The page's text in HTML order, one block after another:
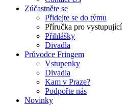
Zúčastněte se
Přidejte se do týmu
Příručka pro vystupující
Přihlášky
Divadla
Průvodce Fringem
Vstupenky
Divadla
Kam v Praze?
Podpořte nás
Novinky